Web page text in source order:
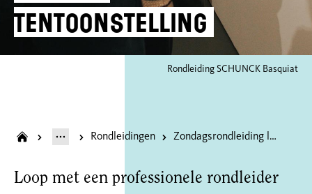
tentoonstelling
Rondleiding SCHUNCK Basquiat
Rondleidingen Zondagsrondleiding lopende tentoonstelling
Loop met een professionele rondleider